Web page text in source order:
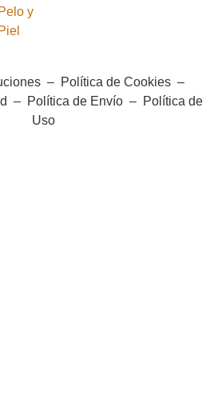
Pelo y
Piel
– Política de Cookies–
– Política de Envío – Política de
Uso